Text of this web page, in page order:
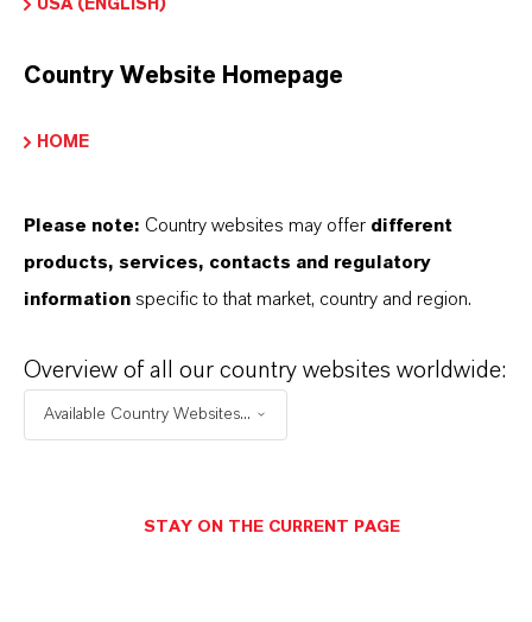
LANXESS!
Als führendes Spezialchemieunternehmen bieten
wir weit mehr als nur hochwertige Produkte: Wir
unseres Handelns stehen jedoch Sie: unsere
USA (ENGLISH)
Country Website Homepage
HOME
Please note: Country websites may offer different
products, services, contacts and regulatory
information specific to that market, country and region.
Overview of all our country websites worldwide:
Available Country Websites...
STAY ON THE CURRENT PAGE